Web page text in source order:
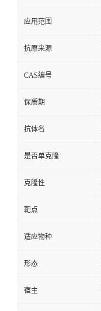
应用范围
抗原来源
CAS编号
保质期
抗体名
是否单克隆
克隆性
靶点
适应物种
形态
宿主